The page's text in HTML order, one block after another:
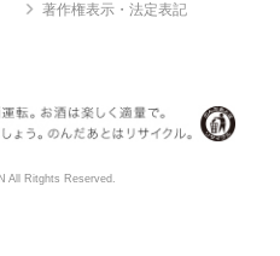
著作権表示・法定表記
All Ritghts Reserved.